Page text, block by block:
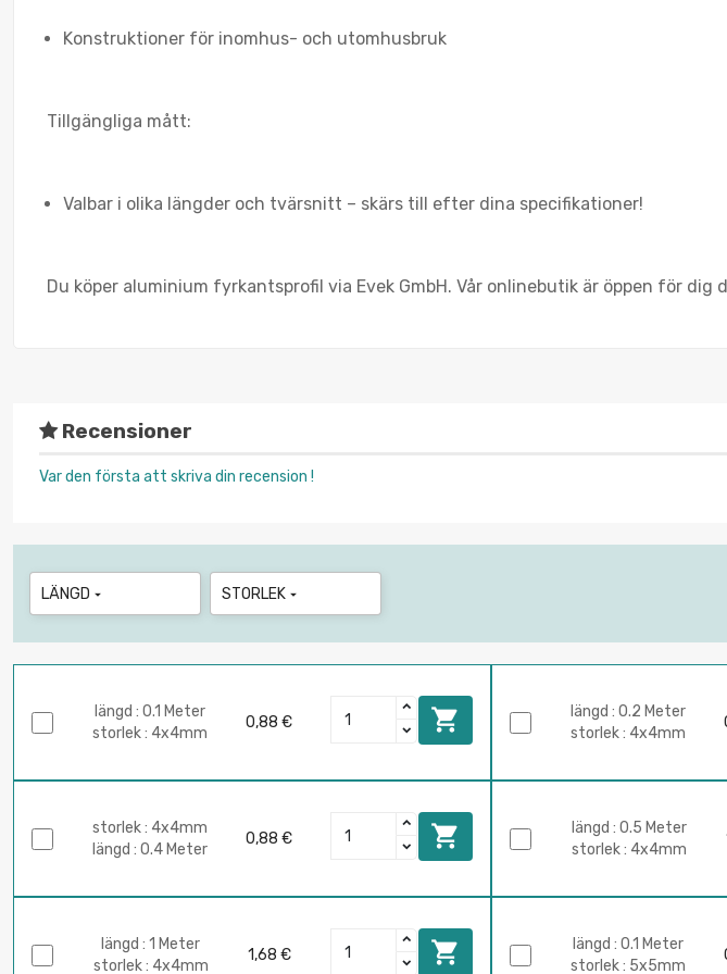
Konstruktioner för inomhus- och utomhusbruk
Tillgängliga mått:
Valbar i olika längder och tvärsnitt – skärs till efter dina specifikationer!
Du köper aluminium fyrkantsprofil via Evek GmbH. Vår onlinebutik är öppen för
Recensioner
Var den första att skriva din recension !
LÄNGD  STORLEK 
längd : 0.1 Meter
storlek : 4x4mm
0,88 € 
längd : 0.2 Meter
storlek : 4x4mm
storlek : 4x4mm
längd : 0.4 Meter
0,88 € 
längd : 0.5 Meter
storlek : 4x4mm
längd : 1 Meter
storlek : 4x4mm
1,68 € 
längd : 0.1 Meter
storlek : 5x5mm